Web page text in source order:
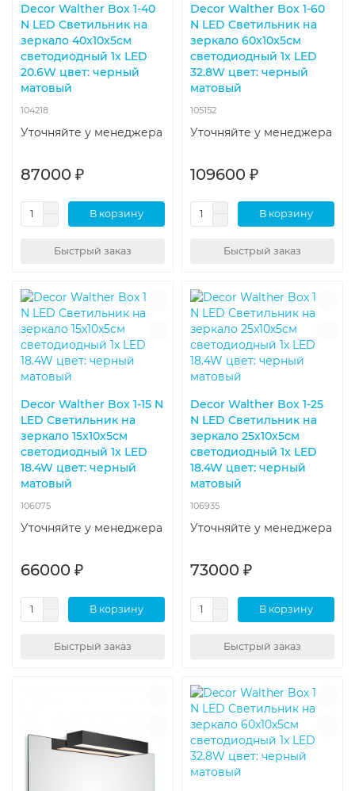
Decor Walther Box 1-40
N LED Светильник на
зеркало 40x10x5см
светодиодный 1x LED
20.6W цвет: черный
матовый
104218
Уточняйте у менеджера
87000 ₽
В корзину
Быстрый заказ
Decor Walther Box 1-60
N LED Светильник на
зеркало 60x10x5см
светодиодный 1x LED
32.8W цвет: черный
матовый
105152
Уточняйте у менеджера
109600 ₽
В корзину
Быстрый заказ
Decor Walther Box 1-15 N
LED Светильник на
зеркало 15x10x5см
светодиодный 1x LED
18.4W цвет: черный
матовый
106075
Уточняйте у менеджера
66000 ₽
В корзину
Быстрый заказ
Decor Walther Box 1-25
N LED Светильник на
зеркало 25x10x5см
светодиодный 1x LED
18.4W цвет: черный
матовый
106935
Уточняйте у менеджера
73000 ₽
В корзину
Быстрый заказ